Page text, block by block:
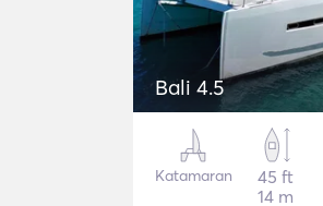
Bali 4.5
Katamaran
45 ft
14 m